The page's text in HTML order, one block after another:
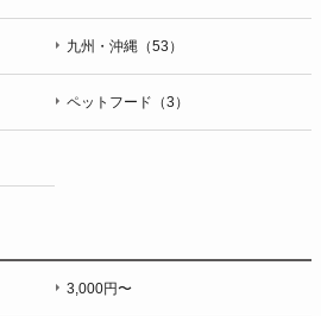
九州・沖縄（53）
ペットフード（3）
3,000円〜